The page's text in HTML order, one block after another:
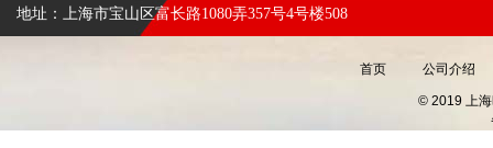
地址：上海市宝山区富长路1080弄357号4号楼508
首页 公司介绍
© 2019 上